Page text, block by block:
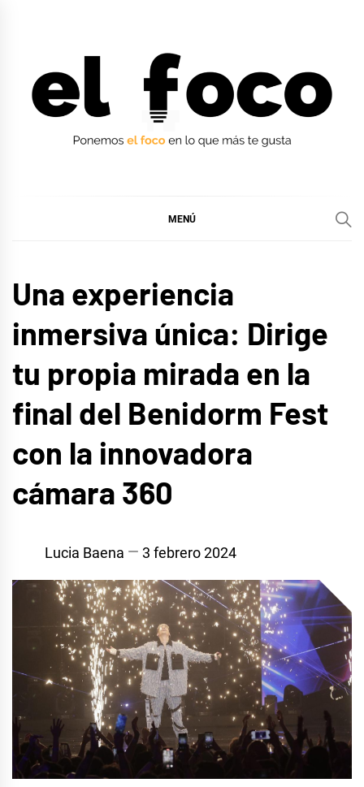
MENÚ
Una experiencia
inmersiva única: Dirige
tu propia mirada en la
final del Benidorm Fest
con la innovadora
cámara 360
Lucia Baena 3 febrero 2024